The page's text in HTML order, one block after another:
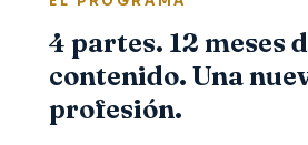
4 partes. 12 meses
contenido. Una
profesión.